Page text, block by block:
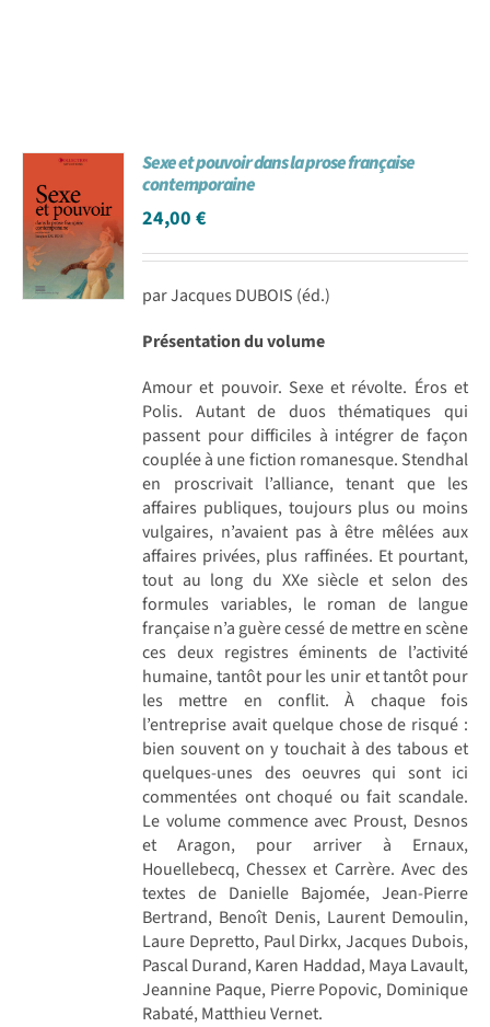
Sexe et pouvoir dans la prose française
contemporaine
24,00€
par Jacques DUBOIS (éd.)
Présentation du volume
Amour et pouvoir. Sexe et révolte. Éros et
Polis. Autant de duos thématiques qui
passent pour difficiles à intégrer de façon
couplée à une fiction romanesque. Stendhal
en proscrivait l’alliance, tenant que les
affaires publiques, toujours plus ou moins
vulgaires, n’avaient pas à être mêlées aux
affaires privées, plus raffinées. Et pourtant,
tout au long du XXe siècle et selon des
formules variables, le roman de langue
française n’a guère cessé de mettre en scène
ces deux registres éminents de l’activité
humaine, tantôt pour les unir et tantôt pour
les mettre en conflit. À chaque fois
l’entreprise avait quelque chose de risqué :
bien souvent on y touchait à des tabous et
quelques-unes des oeuvres qui sont ici
commentées ont choqué ou fait scandale.
Le volume commence avec Proust, Desnos
et Aragon, pour arriver à Ernaux,
Houellebecq, Chessex et Carrère. Avec des
textes de Danielle Bajomée, Jean-Pierre
Bertrand, Benoît Denis, Laurent Demoulin,
Laure Depretto, Paul Dirkx, Jacques Dubois,
Pascal Durand, Karen Haddad, Maya Lavault,
Jeannine Paque, Pierre Popovic, Dominique
Rabaté, Matthieu Vernet.